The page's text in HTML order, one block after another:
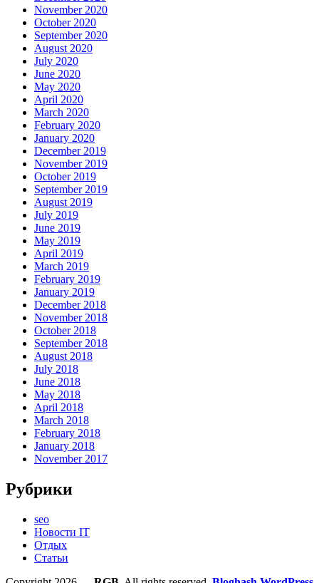
November 2020
October 2020
September 2020
August 2020
July 2020
June 2020
May 2020
April 2020
March 2020
February 2020
January 2020
December 2019
November 2019
October 2019
September 2019
August 2019
July 2019
June 2019
May 2019
April 2019
March 2019
February 2019
January 2019
December 2018
November 2018
October 2018
September 2018
August 2018
July 2018
June 2018
May 2018
April 2018
March 2018
February 2018
January 2018
November 2017
Рубрики
seo
Новости IT
Отдых
Статьи